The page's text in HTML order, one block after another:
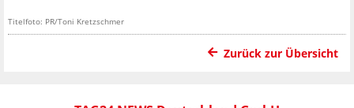
Titelfoto: PR/Toni Kretzschmer
Zurück zur Übersicht